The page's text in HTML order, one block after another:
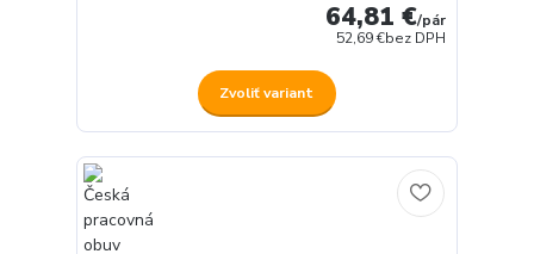
64,81 €/pár
52,69 €bez DPH
Zvoliť variant